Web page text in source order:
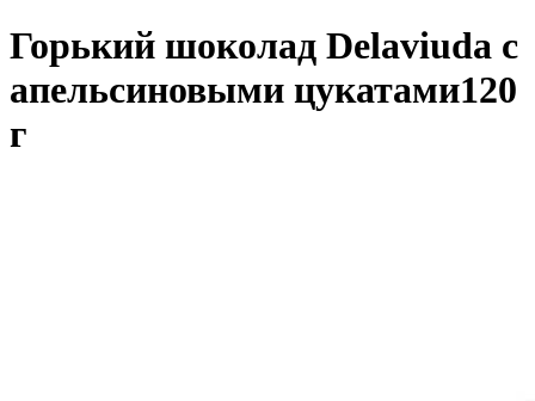
Горький шоколад Delaviuda с
апельсиновыми цукатами120
г